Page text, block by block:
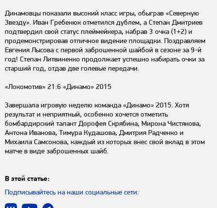
Динамовцы показали высокий класс игры, обыграв «Северную
Звезду». Иван Гребенюк отметился дублем, а Степан Дмитриев
подтвердил свой статус плеймейкера, набрав 3 очка (1+2) и
продемонстрировав отличное видение площадки. Поздравляем
Евгения Лысова с первой заброшенной шайбой в сезоне за 9-й
год! Степан Литвиненко продолжает успешно набирать очки за
старший год, отдав две голевые передачи.
«Локомотив» 21:6 «Динамо» 2015
Завершала игровую неделю команда «Динамо» 2015. Хотя
результат и неприятный, особенно хочется отметить
бомбардирский талант Дорофея Скрябина, Мирона Чистякова,
Антона Иванова, Тимура Кудашова, Дмитрия Радченко и
Михаила Самсонова, каждый из которых внес свой вклад в этом
матче в виде заброшенных шайб.
В этой статье:
Подписывайтесь на наши социальные сети: